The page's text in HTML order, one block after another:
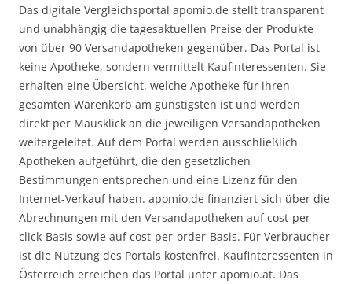
Das digitale Vergleichsportal apomio.de stellt transparent
und unabhängig die tagesaktuellen Preise der Produkte
von über 90 Versandapotheken gegenüber. Das Portal ist
keine Apotheke, sondern vermittelt Kaufinteressenten. Sie
erhalten eine Übersicht, welche Apotheke für ihren
gesamten Warenkorb am günstigsten ist und werden
direkt per Mausklick an die jeweiligen Versandapotheken
weitergeleitet. Auf dem Portal werden ausschließlich
Apotheken aufgeführt, die den gesetzlichen
Bestimmungen entsprechen und eine Lizenz für den
Internet-Verkauf haben. apomio.de finanziert sich über die
Abrechnungen mit den Versandapotheken auf cost-per-
click-Basis sowie auf cost-per-order-Basis. Für Verbraucher
ist die Nutzung des Portals kostenfrei. Kaufinteressenten in
Österreich erreichen das Portal unter apomio.at. Das